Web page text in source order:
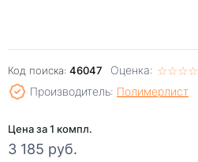
Код поиска: 46047 Оценка: ☆☆☆☆
★★★★
Производитель: Полимерлист
Цена за 1 компл.
3 185 руб.